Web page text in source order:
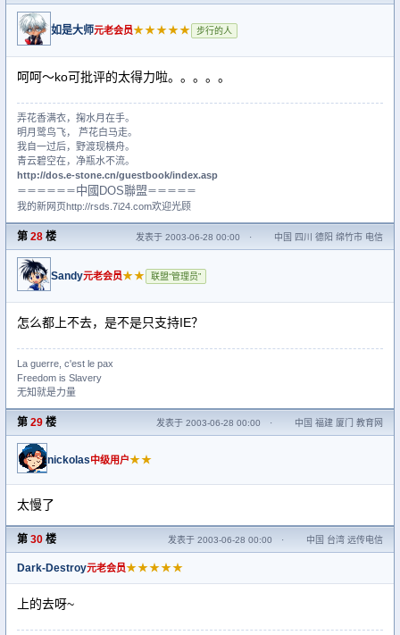
如是大师元老会员★★★★★ 步行的人
呵呵～ko可批评的太得力啦。。。。。
弄花香满衣，掬水月在手。
明月鹭鸟飞， 芦花白马走。
我自一过后，野渡现横舟。
青云碧空在，净瓶水不流。
http://dos.e-stone.cn/guestbook/index.asp
＝＝＝＝＝＝中國DOS聯盟＝＝＝＝＝
我的新网页http://rsds.7i24.com欢迎光顾
第 28 楼 发表于 2003-06-28 00:00 · 中国 四川 德阳 绵竹市 电信
Sandy元老会员★★ 联盟“管理员”
怎么都上不去，是不是只支持IE？
La guerre, c'est le pax
Freedom is Slavery
无知就是力量
第 29 楼 发表于 2003-06-28 00:00 · 中国 福建 厦门 教育网
nickolas中级用户★★
太慢了
第 30 楼 发表于 2003-06-28 00:00 · 中国 台湾 远传电信
Dark-Destroy元老会员★★★★★
上的去呀~